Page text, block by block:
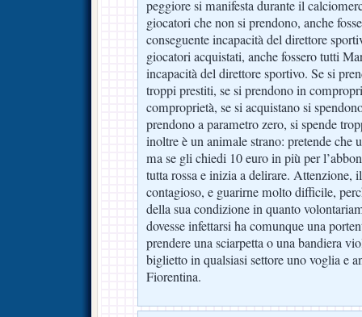
peggiore si manifesta durante il
giocatori che non si prendono, anche
conseguente incapacità del direttore
giocatori acquistati, anche fossero tutti
incapacità del direttore sportivo. Se si
troppi prestiti, se si prendono in
comproprietà, se si acquistano si
prendono a parametro zero, si spende
inoltre è un animale strano: pretende che
ma se gli chiedi 10 euro in più per
tutta rossa e inizia a delirare. Attenzione,
contagioso, e guarirne molto difficile,
della sua condizione in quanto
dovesse infettarsi ha comunque una
prendere una sciarpetta o una bandiera
biglietto in qualsiasi settore uno voglia e
Fiorentina.